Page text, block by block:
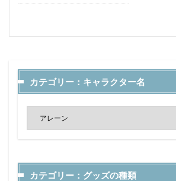
カテゴリー：キャラクター名
カテゴリー：グッズの種類